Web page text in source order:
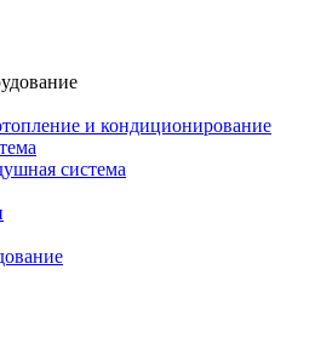
и кондиционирование
система